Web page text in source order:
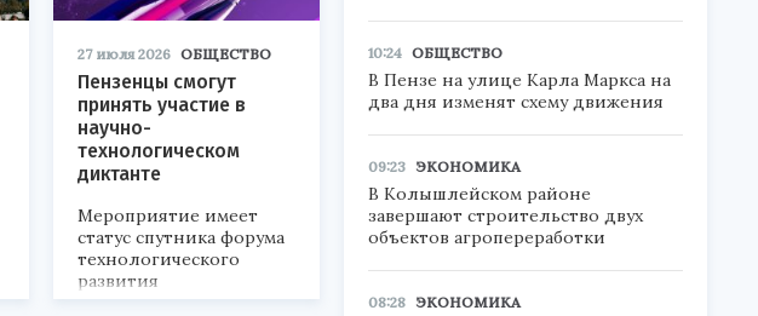
27 июля 2026 ОБЩЕСТВО
Пензенцы смогут
принять участие в
научно-
технологическом
диктанте
Мероприятие имеет
статус спутника форума
технологического
развития
«Технопром-2026».
10:24 ОБЩЕСТВО
В Пензе на улице Карла Маркса на
два дня изменят схему движения
09:23 ЭКОНОМИКА
В Колышлейском районе
завершают строительство двух
объектов агропереработки
08:28 ЭКОНОМИКА